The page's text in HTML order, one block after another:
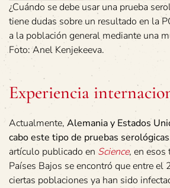
¿Cuándo se debe usar una prueba
tiene dudas sobre un resultado en la
a la población general mediante una
Foto: Anel Kenjekeeva.
Experiencia
Actualmente, Alemania y Estados
cabo este tipo de pruebas serológicas
artículo publicado en Science, en esos
Países Bajos se encontró que entre el
ciertas poblaciones ya han sido